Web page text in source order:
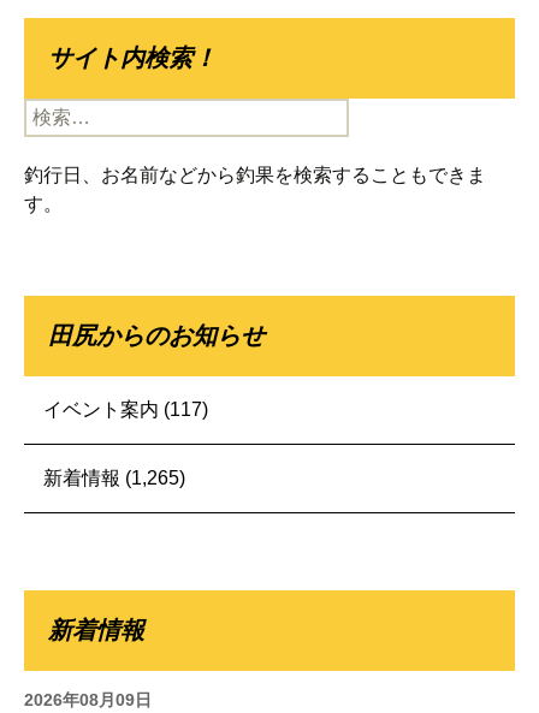
サイト内検索！
検
索:
釣行日、お名前などから釣果を検索することもできま
す。
田尻からのお知らせ
イベント案内 (117)
新着情報 (1,265)
新着情報
2026年08月09日